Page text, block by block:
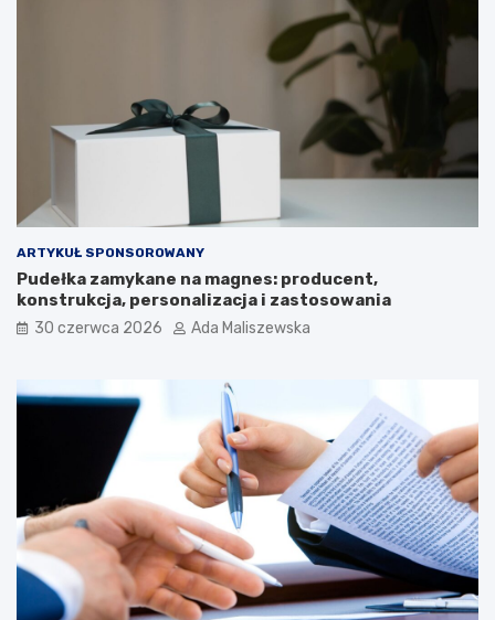
ARTYKUŁ SPONSOROWANY
Pudełka zamykane na magnes: producent,
konstrukcja, personalizacja i zastosowania
30 czerwca 2026 Ada Maliszewska